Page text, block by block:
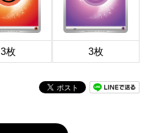
3枚 3枚